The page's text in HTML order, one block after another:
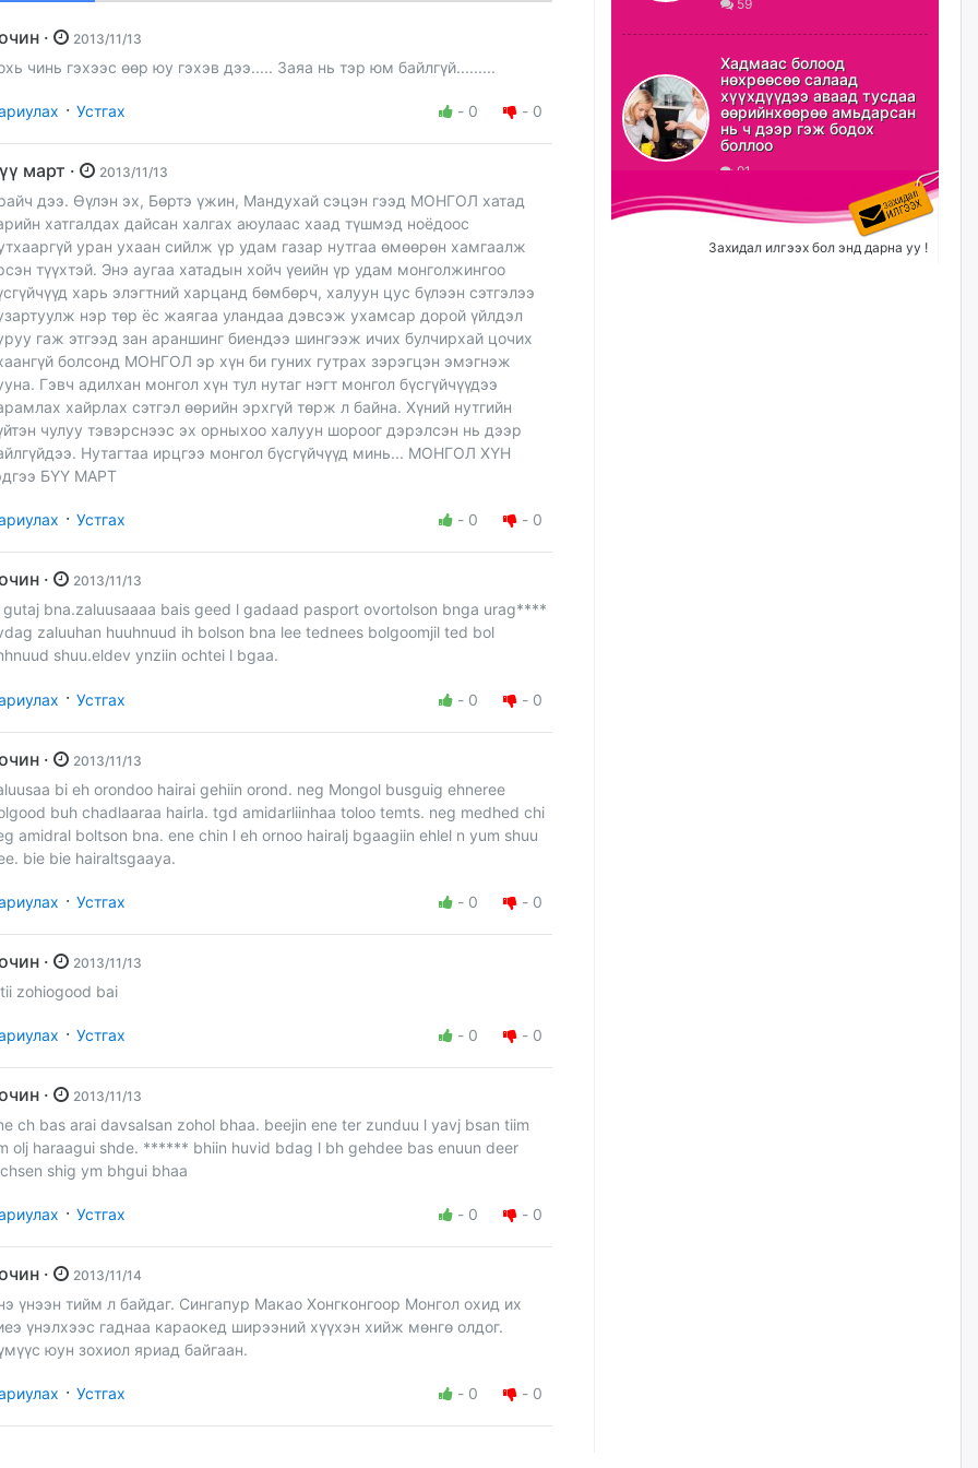
Зочин · 2013/11/13
чинь гэхээс өөр юу гэхэв дээ..... Заяа нь тэр юм байлгүй.........
· Устгах - 0 - 0
Бүү март · 2013/11/13
дээ. Өүлэн эх, Бөртэ үжин, Мандухай сэцэн гээд МОНГОЛ хатад
хатгалдах дайсан халгах аюулаас хаад түшмэд ноёдоос
уран ухаан сийлж үр удам газар нутгаа өмөөрөн хамгаалж
түүхтэй. Энэ аугаа хатадын хойч үеийн үр удам монголжингоо
харь элэгтний харцанд бөмбөрч, халуун цус бүлээн сэтгэлээ
нэр төр ёс жаягаа уландаа дэвсэж ухамсар дорой үйлдэл
гаж этгээд зан араншинг биендээ шингээж ичих булчирхай цочих
болсонд МОНГОЛ эр хүн би гуних гутрах зэрэгцэн эмэгнэж
Гэвч адилхан монгол хүн тул нутаг нэгт монгол бүсгүйчүүдээ
хайрлах сэтгэл өөрийн эрхгүй төрж л байна. Хүний нутгийн
чулуу тэвэрснээс эх орныхоо халуун шороог дэрэлсэн нь дээр
Нутагтаа ирцгээ монгол бүсгүйчүүд минь... МОНГОЛ ХҮН
БҮҮ МАРТ
· Устгах - 0 - 0
Зочин · 2013/11/13
gutaj bna.zaluusaaaa bais geed l gadaad pasport ovortolson bnga urag****
zaluuhan huuhnuud ih bolson bna lee tednees bolgoomjil ted bol
shuu.eldev ynziin ochtei l bgaa.
· Устгах - 0 - 0
Зочин · 2013/11/13
bi eh orondoo hairai gehiin orond. neg Mongol busguig ehneree
buh chadlaaraa hairla. tgd amidarliinhaa toloo temts. neg medhed chi
amidral boltson bna. ene chin l eh ornoo hairalj bgaagiin ehlel n yum shuu
bie bie hairaltsgaaya.
· Устгах - 0 - 0
Зочин · 2013/11/13
zohiogood bai
· Устгах - 0 - 0
Зочин · 2013/11/13
ch bas arai davsalsan zohol bhaa. beejin ene ter zunduu l yavj bsan tiim
olj haraagui shde. ****** bhiin huvid bdag l bh gehdee bas enuun deer
shig ym bhgui bhaa
· Устгах - 0 - 0
Зочин · 2013/11/14
үнээн тийм л байдаг. Сингапур Макао Хонгконгоор Монгол охид их
үнэлхээс гаднаа караокед ширээний хүүхэн хийж мөнгө олдог.
юун зохиол яриад байгаан.
· Устгах - 0 - 0
ХЗДХ-ын сайд С.Амарсайхан:
Авлигаар авсан хөрөнгийг
хурааж, нийгмийн сайн
сайхны хөгжилд зориулах
бөгөөд үүнийг хэд хэдэн эрх
бүхий байгууллагаас санал авна
өчигдѳр
Шатахууныг олдож байгаа
газраас нь л авч байна. Үнэ
тарифаас илүү хангамж дээр
анхаарч байна
59
Хадмаас болоод
нөхрөөсөө салаад
хүүхдүүдээ аваад тусдаа
өөрийнхөөрөө амьдарсан
нь ч дээр гэж бодох
боллоо
91
Захидал илгээх бол энд дарна уу !